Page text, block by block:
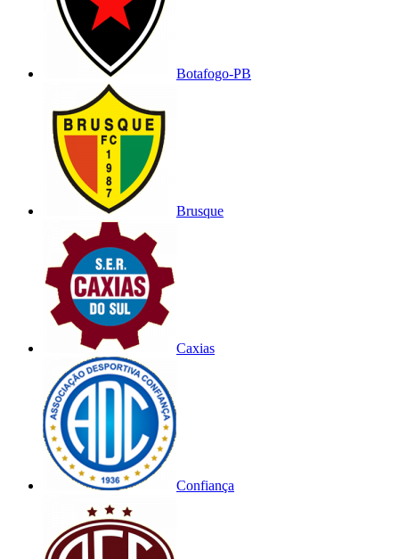
Botafogo-PB
Brusque
Caxias
Confiança